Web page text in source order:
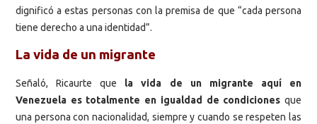
dignificó a estas personas con la premisa de que “cada persona
tiene derecho a una identidad”.
La vida de un migrante
Señaló, Ricaurte que la vida de un migrante aquí en
Venezuela es totalmente en igualdad de condiciones que
una persona con nacionalidad, siempre y cuando se respeten las